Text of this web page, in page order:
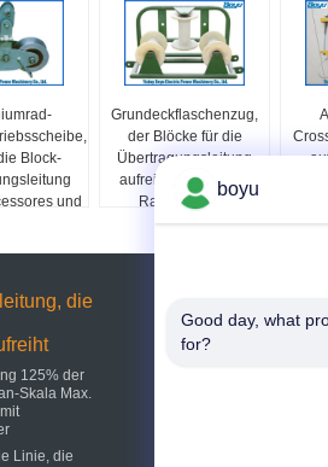
Block-
und
Grundeckflaschenzug,
der Blöcke für die
Übertragungsleitung
aufreiht Zubehör mit
Rad 3 aufreiht
die
125% der
Skala Max.
Linie, die
boyu
Good day, what
for?